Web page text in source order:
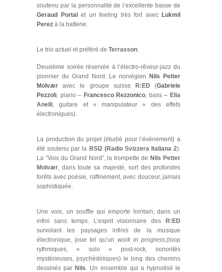
soutenu par la personnalité de l’excellente basse de
Geraud Portal
et un feeling très fort avec Lukmil
Perez à la batterie.
Le trio actuel et préféré de Terrasson.
Deuxième soirée réservée à l’électro-rêveur-jazz du
pionnier du Grand Nord. Le norvégien
Nils Petter
Molvær avec le groupe suisse R:ED(Gabriele
Pezzoli, piano – Francesco Rezzonico, bass– Elia
Anelli, guitare et « manipulateur » des effets
électroniques).
La production du projet (étudié pour l’évènement) a
été soutenu par la RSI2 (Radio Svizzera Italiana 2).
La “Voix du Grand Nord”, la trompette de Nils Petter
Molvær, dans toute sa majesté, sort des profondes
forêts avec poésie, raffinement, avec douceur, jamais
sophistiquée.
Une voix, un souffle qui emporte lointain, dans un
infini sans temps. L’esprit visionnaire des
R:ED
survolant les paysages infinis de la musique
électronique, joue tel qu’un work in progress,(loop
rythmiques, « solo » post-rock, sonorités
mystérieuses, psychédéliques) le long des chemins
dessinés par Nils. Un ensemble qui a hypnotisé le